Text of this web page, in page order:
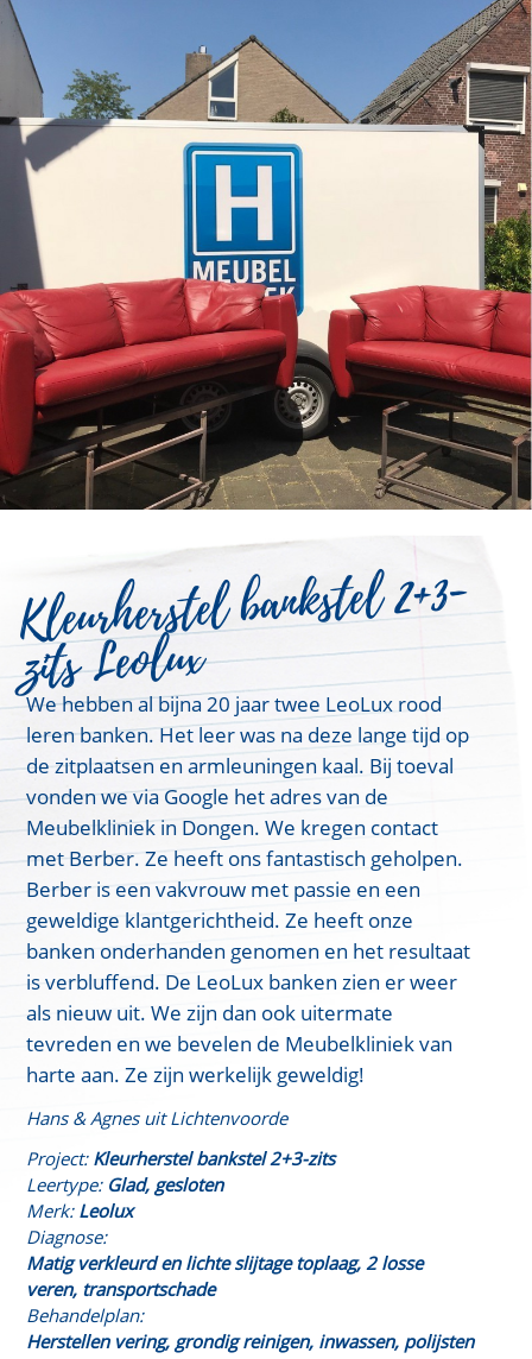
Kleurherstel bankstel 2+3-
zits Leolux
We hebben al bijna 20 jaar twee LeoLux rood
leren banken. Het leer was na deze lange tijd op
de zitplaatsen en armleuningen kaal. Bij toeval
vonden we via Google het adres van de
Meubelkliniek in Dongen. We kregen contact
met Berber. Ze heeft ons fantastisch geholpen.
Berber is een vakvrouw met passie en een
geweldige klantgerichtheid. Ze heeft onze
banken onderhanden genomen en het resultaat
is verbluffend. De LeoLux banken zien er weer
als nieuw uit. We zijn dan ook uitermate
tevreden en we bevelen de Meubelkliniek van
harte aan. Ze zijn werkelijk geweldig!
Hans & Agnes uit Lichtenvoorde
Project: Kleurherstel bankstel 2+3-zits
Leertype: Glad, gesloten
Merk: Leolux
Diagnose:
Matig verkleurd en lichte slijtage toplaag, 2 losse
veren, transportschade
Behandelplan:
Herstellen vering, grondig reinigen, inwassen, polijsten